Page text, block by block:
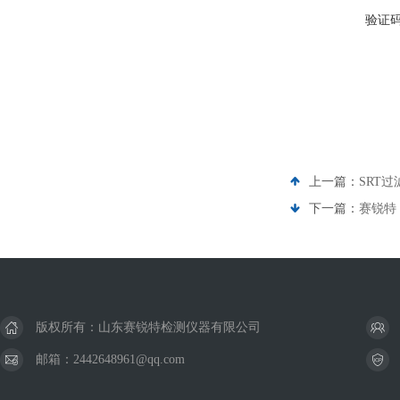
验证
上一篇： SRT过
下一篇： 赛锐特
版权所有：山东赛锐特检测仪器有限公司
邮箱：2442648961@qq.com